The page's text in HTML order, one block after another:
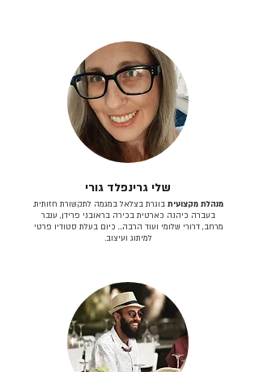
שלי גרינפלד גורי
מנהלת מקצועית בוגרת בצלאל במגמה לתקשורת חזותית.
בעברה כיהנה כארטית בכירה בראובני פרידן, ענבר
מרחב, דרורי שלומי ועוד הרבה… כיום בעלת סטודיו פרטי
למיתוג ועיצוב.